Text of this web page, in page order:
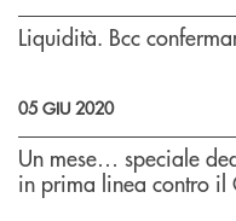
Liquidità. Bcc
05 GIU 2020
Un mese… speciale
in prima linea contro il